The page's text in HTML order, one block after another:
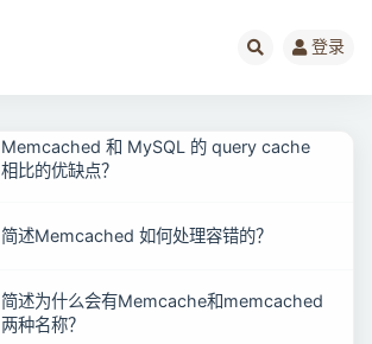
登录
Memcached 和 MySQL 的 query cache
相比的优缺点？
简述Memcached 如何处理容错的？
简述为什么会有Memcache和memcached
两种名称？